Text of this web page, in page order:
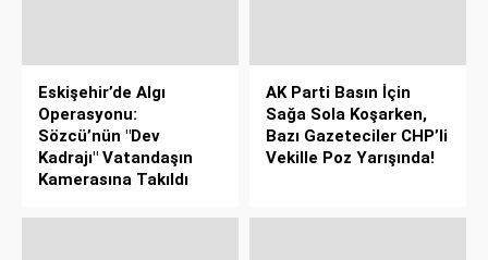
Eskişehir’de Algı
Operasyonu:
Sözcü’nün "Dev
Kadrajı" Vatandaşın
Kamerasına Takıldı
AK Parti Basın İçin
Sağa Sola Koşarken,
Bazı Gazeteciler CHP’li
Vekille Poz Yarışında!